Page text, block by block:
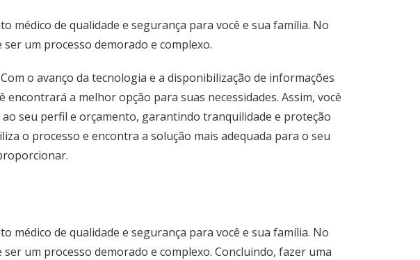
médico de qualidade e segurança para você e sua família. No
um processo demorado e complexo.
o avanço da tecnologia e a disponibilização de informações
a melhor opção para suas necessidades. Assim, você
seu perfil e orçamento, garantindo tranquilidade e proteção
o processo e encontra a solução mais adequada para o seu
médico de qualidade e segurança para você e sua família. No
um processo demorado e complexo. Concluindo, fazer uma